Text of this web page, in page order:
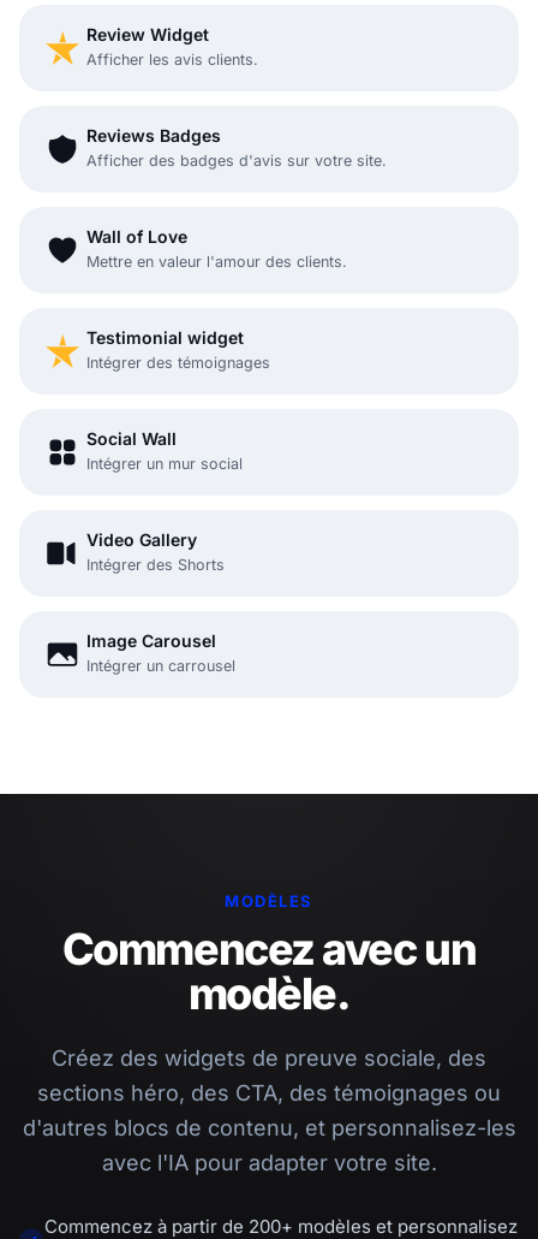
Review Widget
Afficher les avis clients.
Reviews Badges
Afficher des badges d'avis sur votre site.
Wall of Love
Mettre en valeur l'amour des clients.
Testimonial widget
Intégrer des témoignages
Social Wall
Intégrer un mur social
Video Gallery
Intégrer des Shorts
Image Carousel
Intégrer un carrousel
MODÈLES
Commencez avec un
modèle.
Créez des widgets de preuve sociale, des
sections héro, des CTA, des témoignages ou
d'autres blocs de contenu, et personnalisez-les
avec l'IA pour adapter votre site.
Commencez à partir de 200+ modèles et personnalisez